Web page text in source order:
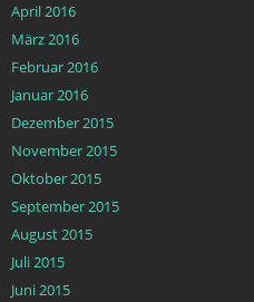
April 2016
März 2016
Februar 2016
Januar 2016
Dezember 2015
November 2015
Oktober 2015
September 2015
August 2015
Juli 2015
Juni 2015